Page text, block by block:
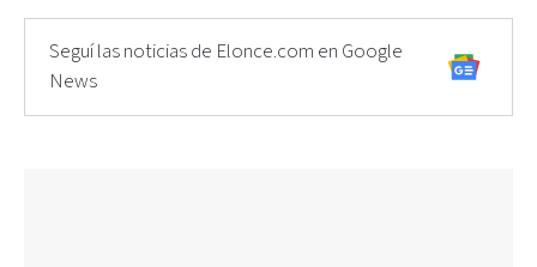
Seguí las noticias de Elonce.com en Google
News